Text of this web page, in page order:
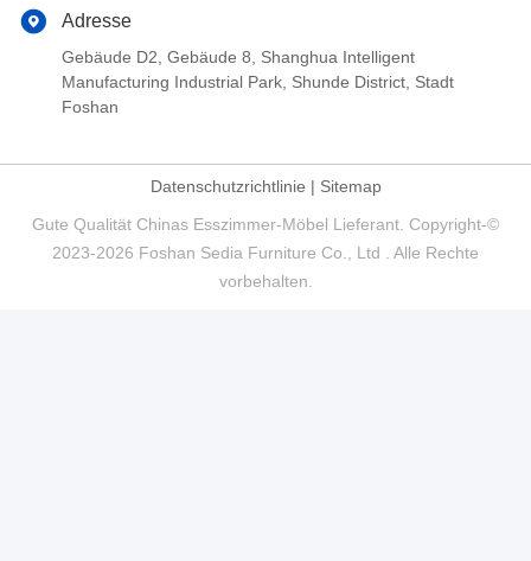
Adresse
Gebäude D2, Gebäude 8, Shanghua Intelligent
Manufacturing Industrial Park, Shunde District, Stadt
Foshan
Datenschutzrichtlinie | Sitemap
Gute Qualität Chinas Esszimmer-Möbel Lieferant. Copyright-©
2023-2026 Foshan Sedia Furniture Co., Ltd . Alle Rechte
vorbehalten.